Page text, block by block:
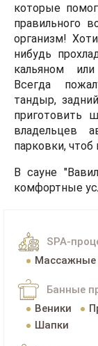
которые
правильного
организм!
нибудь
кальяном
Всегда
тандыр,
приготовить
владельцев
парковки,
В сауне
комфортные
SPA-
Массажные
Банные
Веники
Шапки